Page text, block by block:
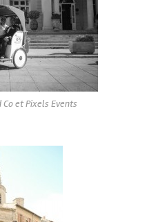
et Pixels Events